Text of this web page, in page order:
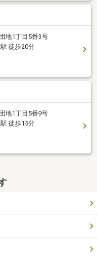
地1丁目5番3号
徒歩20分
地1丁目5番9号
徒歩15分